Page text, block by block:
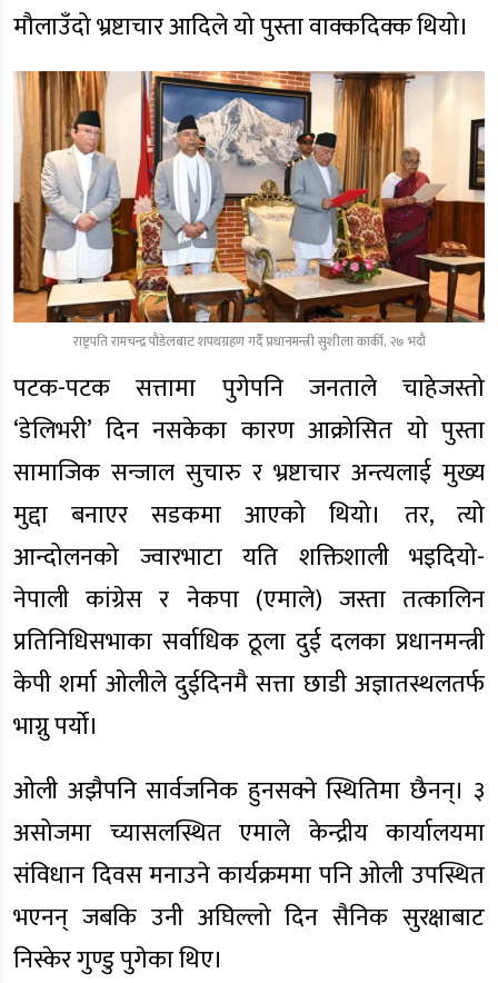
मौलाउँदो भ्रष्टाचार आदिले यो पुस्ता वाक्कदिक्क थियो।
राष्ट्रपति रामचन्द्र पौडेलबाट शपथग्रहण गर्दै प्रधानमन्त्री सुशीला कार्की, २७ भदौ
पटक-पटक सत्तामा पुगेपनि जनताले चाहेजस्तो
‘डेलिभरी’ दिन नसकेका कारण आक्रोसित यो पुस्ता
सामाजिक सन्जाल सुचारु र भ्रष्टाचार अन्त्यलाई मुख्य
मुद्दा बनाएर सडकमा आएको थियो। तर, त्यो
आन्दोलनको ज्वारभाटा यति शक्तिशाली भइदियो-
नेपाली कांग्रेस र नेकपा (एमाले) जस्ता तत्कालिन
प्रतिनिधिसभाका सर्वाधिक ठूला दुई दलका प्रधानमन्त्री
केपी शर्मा ओलीले दुईदिनमै सत्ता छाडी अज्ञातस्थलतर्फ
भाग्नु पर्यो।
ओली अझैपनि सार्वजनिक हुनसक्ने स्थितिमा छैनन्। ३
असोजमा च्यासलस्थित एमाले केन्द्रीय कार्यालयमा
संविधान दिवस मनाउने कार्यक्रममा पनि ओली उपस्थित
भएनन् जबकि उनी अघिल्लो दिन सैनिक सुरक्षाबाट
निस्केर गुण्डु पुगेका थिए।